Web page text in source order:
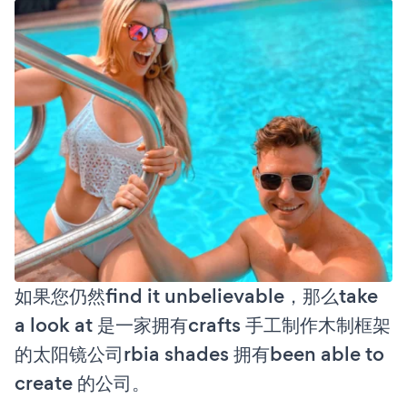
如果您仍然find it unbelievable，那么take
a look at 是一家拥有crafts 手工制作木制框架
的太阳镜公司rbia shades 拥有been able to
create 的公司。